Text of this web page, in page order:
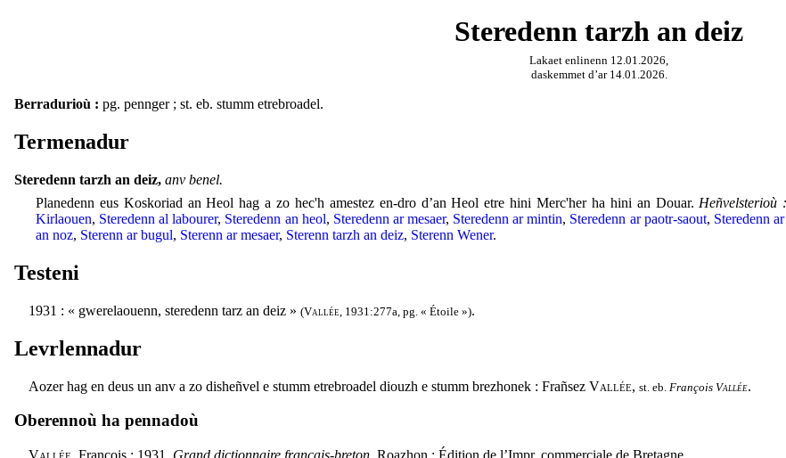
Steredenn tarzh an deiz
Lakaet enlinenn 12.01.2026,
daskemmet d’ar 14.01.2026.
Berradurioù : pg. pennger ; st. eb. stumm etrebroadel.
Termenadur
Steredenn tarzh an deiz, anv benel.
Planedenn eus Koskoriad an Heol hag a zo hec'h amestez en-dro d’an Heol etre hini Merc'her ha hini an Douar. Heñvelsterioù :
Kirlaouen, Steredenn al labourer, Steredenn an heol, Steredenn ar mesaer, Steredenn ar mintin, Steredenn ar paotr-saout, Steredenn
an noz, Sterenn ar bugul, Sterenn ar mesaer, Sterenn tarzh an deiz, Sterenn Wener.
Testeni
1931 : « gwerelaouenn, steredenn tarz an deiz » (Vallée , 1931:277a, pg. « Étoile »).
Levrlennadur
Aozer hag en deus un anv a zo disheñvel e stumm etrebroadel diouzh e stumm brezhonek : Frañsez Vallée, François Vallée.
Oberennoù ha pennadoù